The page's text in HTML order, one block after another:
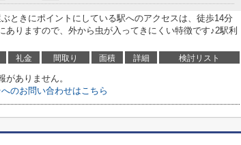
ときにポイントにしている駅へのアクセスは、徒歩14分
ありますので、外から虫が入ってきにくい特徴です♪2駅利
礼金 間取り 面積 詳細 検討リスト
がありません。
のお問い合わせはこちら